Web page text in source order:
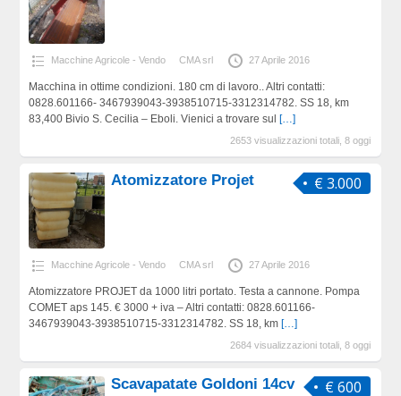
Macchine Agricole - Vendo CMA srl 27 Aprile 2016
Macchina in ottime condizioni. 180 cm di lavoro.. Altri contatti:
0828.601166- 3467939043-3938510715-3312314782. SS 18, km
83,400 Bivio S. Cecilia – Eboli. Vienici a trovare sul […]
2653 visualizzazioni totali, 8 oggi
€ 3.000
Atomizzatore Projet
Macchine Agricole - Vendo CMA srl 27 Aprile 2016
Atomizzatore PROJET da 1000 litri portato. Testa a cannone. Pompa
COMET aps 145. € 3000 + iva – Altri contatti: 0828.601166-
3467939043-3938510715-3312314782. SS 18, km […]
2684 visualizzazioni totali, 8 oggi
€ 600
Scavapatate Goldoni 14cv